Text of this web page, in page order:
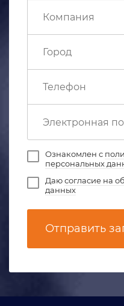
Ознакомлен с
персональных
Даюсогласие на
данных
Отправить